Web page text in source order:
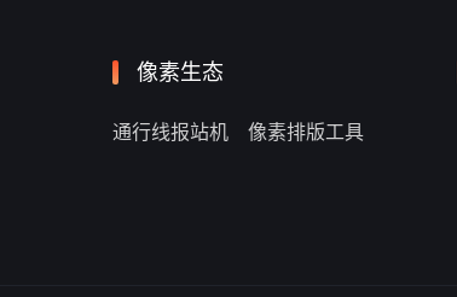
像素生态
通行线报站机 像素排版工具